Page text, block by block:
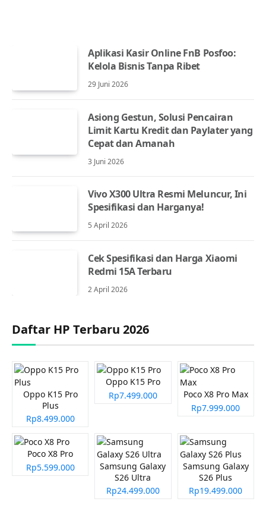
Aplikasi Kasir Online FnB Posfoo:
Kelola Bisnis Tanpa Ribet
29 Juni 2026
Asiong Gestun, Solusi Pencairan
Limit Kartu Kredit dan Paylater yang
Cepat dan Amanah
3 Juni 2026
Vivo X300 Ultra Resmi Meluncur, Ini
Spesifikasi dan Harganya!
5 April 2026
Cek Spesifikasi dan Harga Xiaomi
Redmi 15A Terbaru
2 April 2026
Daftar HP Terbaru 2026
Oppo K15 Pro
Plus
Rp8.499.000
Oppo K15 Pro
Rp7.499.000
Poco X8 Pro Max
Rp7.999.000
Poco X8 Pro
Rp5.599.000
Samsung Galaxy
S26 Ultra
Rp24.499.000
Samsung Galaxy
S26 Plus
Rp19.499.000